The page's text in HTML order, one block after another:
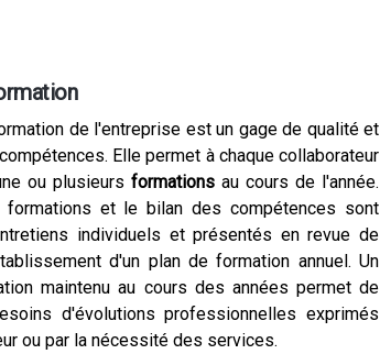
de l'entreprise est un gage de qualité et
Elle permet à chaque collaborateur
ou plusieurs formations au cours de l'année.
et le bilan des compétences sont
individuels et présentés en revue de
d'un plan de formation annuel. Un
maintenu au cours des années permet de
d'évolutions professionnelles exprimés
ou par la nécessité des services.